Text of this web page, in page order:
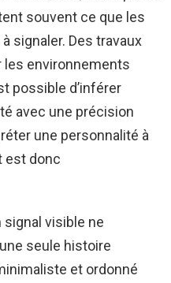
souvent ce que les
signaler. Des travaux
les environnements
possible d’inférer
avec une précision
une personnalité à
est donc
signal visible ne
seule histoire
et ordonné